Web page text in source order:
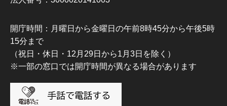
開庁時間：月曜日から金曜日の午前8時45分から午後5時
15分まで
（祝日・休日・12月29日から1月3日を除く）
※一部の窓口では開庁時間が異なる場合があります